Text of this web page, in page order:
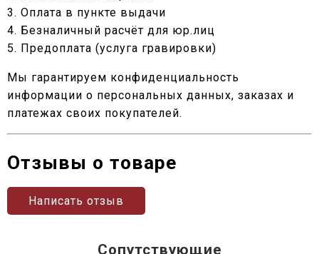
3. Оплата в пункте выдачи
4. Безналичный расчёт для юр.лиц
5. Предоплата (услуга гравировки)
Мы гарантируем конфиденциальность
информации о персональных данных, заказах и
платежах своих покупателей.
Отзывы о товаре
Написать отзыв
Сопутствующие